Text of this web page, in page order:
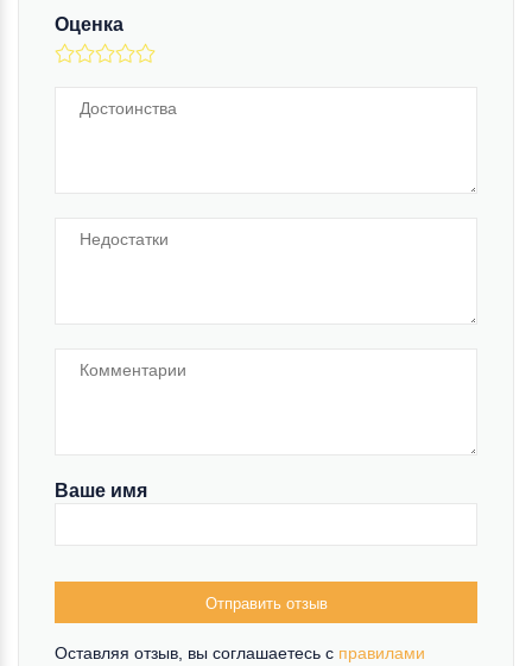
Оценка
Ваше имя
Отправить отзыв
Оставляя отзыв, вы соглашаетесь c правилами